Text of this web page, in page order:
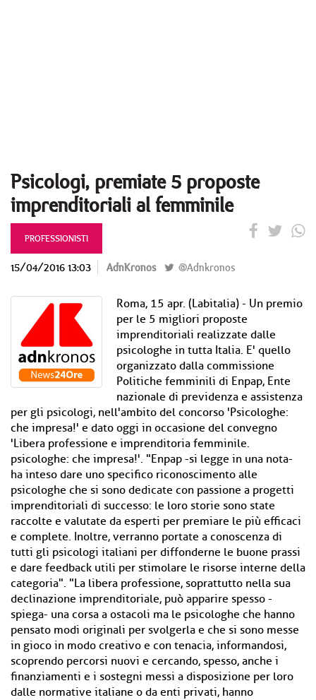
Psicologi, premiate 5 proposte
imprenditoriali al femminile
PROFESSIONISTI
15/04/2016 13:03 AdnKronos @Adnkronos
Roma, 15 apr. (Labitalia) - Un premio
per le 5 migliori proposte
imprenditoriali realizzate dalle
psicologhe in tutta Italia. E' quello
organizzato dalla commissione
Politiche femminili di Enpap, Ente
nazionale di previdenza e assistenza
per gli psicologi, nell'ambito del concorso 'Psicologhe:
che impresa!' e dato oggi in occasione del convegno
'Libera professione e imprenditoria femminile.
psicologhe: che impresa!'. "Enpap -si legge in una nota-
ha inteso dare uno specifico riconoscimento alle
psicologhe che si sono dedicate con passione a progetti
imprenditoriali di successo: le loro storie sono state
raccolte e valutate da esperti per premiare le più efficaci
e complete. Inoltre, verranno portate a conoscenza di
tutti gli psicologi italiani per diffonderne le buone prassi
e dare feedback utili per stimolare le risorse interne della
categoria". "La libera professione, soprattutto nella sua
declinazione imprenditoriale, può apparire spesso -
spiega- una corsa a ostacoli ma le psicologhe che hanno
pensato modi originali per svolgerla e che si sono messe
in gioco in modo creativo e con tenacia, informandosi,
scoprendo percorsi nuovi e cercando, spesso, anche i
finanziamenti e i sostegni messi a disposizione per loro
dalle normative italiane o da enti privati, hanno